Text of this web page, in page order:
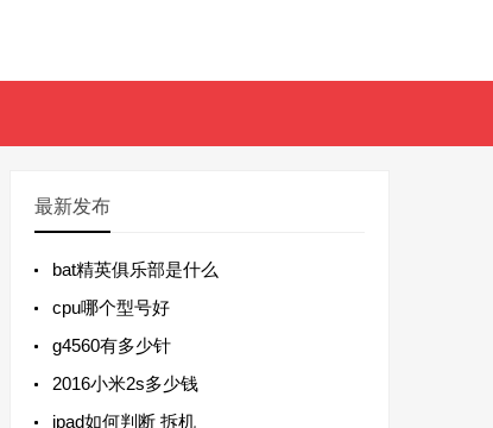
最新发布
bat精英俱乐部是什么
cpu哪个型号好
g4560有多少针
2016小米2s多少钱
ipad如何判断 拆机